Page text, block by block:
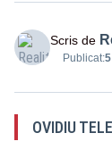
Scris de
Publicat:
OVIDIU